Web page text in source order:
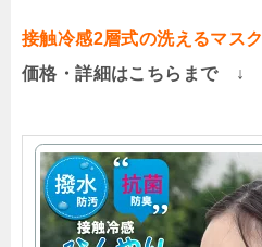
接触冷感2層式の洗えるマスク
価格・詳細はこちらまで ↓